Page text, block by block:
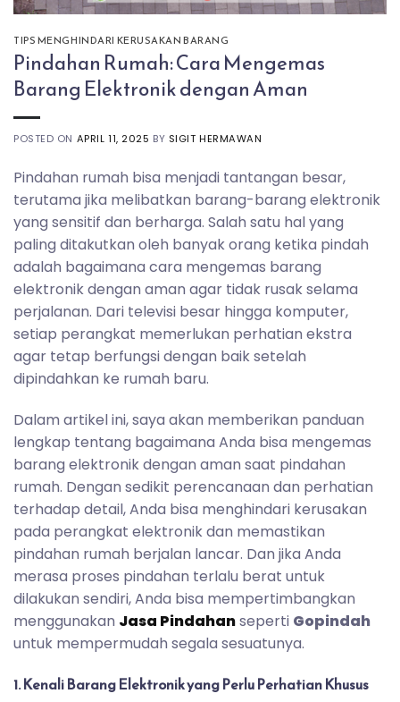
TIPS MENGHINDARI KERUSAKAN BARANG
Pindahan Rumah: Cara Mengemas
Barang Elektronik dengan Aman
POSTED ON APRIL 11, 2025 BY SIGIT HERMAWAN
Pindahan rumah bisa menjadi tantangan besar,
terutama jika melibatkan barang-barang elektronik
yang sensitif dan berharga. Salah satu hal yang
paling ditakutkan oleh banyak orang ketika pindah
adalah bagaimana cara mengemas barang
elektronik dengan aman agar tidak rusak selama
perjalanan. Dari televisi besar hingga komputer,
setiap perangkat memerlukan perhatian ekstra
agar tetap berfungsi dengan baik setelah
dipindahkan ke rumah baru.
Dalam artikel ini, saya akan memberikan panduan
lengkap tentang bagaimana Anda bisa mengemas
barang elektronik dengan aman saat pindahan
rumah. Dengan sedikit perencanaan dan perhatian
terhadap detail, Anda bisa menghindari kerusakan
pada perangkat elektronik dan memastikan
pindahan rumah berjalan lancar. Dan jika Anda
merasa proses pindahan terlalu berat untuk
dilakukan sendiri, Anda bisa mempertimbangkan
menggunakan Jasa Pindahanseperti Gopindah
untuk mempermudah segala sesuatunya.
1. Kenali Barang Elektronik yang Perlu Perhatian Khusus